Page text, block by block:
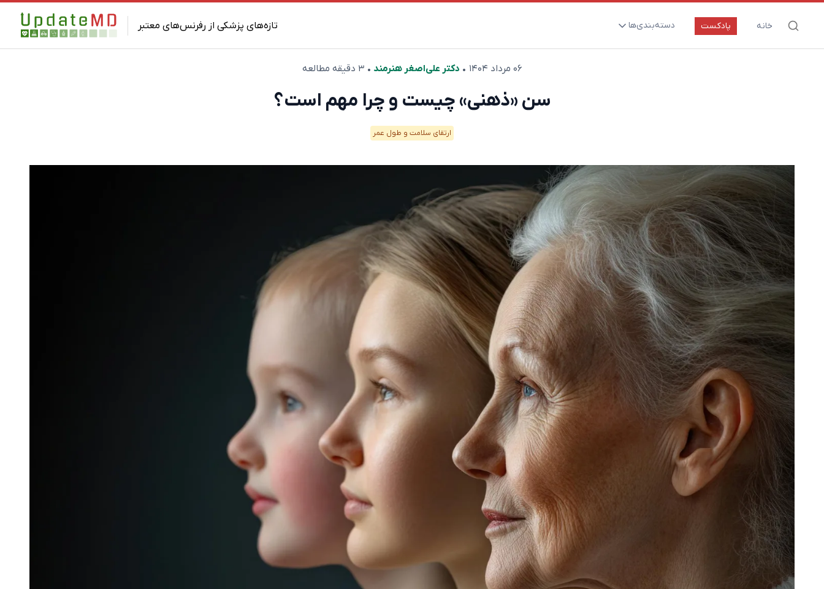
تازه‌های پزشکی از رفرنس‌های معتبر خانه پادکست دسته‌بندی‌ها
ارتقای سلامت و طول عمر
مادر و کودک
نگاهی به آینده
پزشکی مبتنی بر شواهد
متفرقه
۰۶ مرداد ۱۴۰۴ •دکتر علی‌اصغر هنرمند • ۳ دقیقه مطالعه
سن «ذهنی» چیست و چرا مهم است؟
ارتقای سلامت و طول عمر